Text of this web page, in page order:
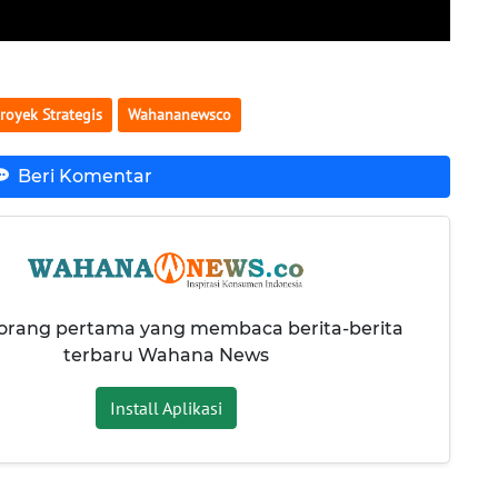
Strategis Wahananewsco
Beri Komentar
pertama yang membaca berita-berita
terbaru Wahana News
Install Aplikasi